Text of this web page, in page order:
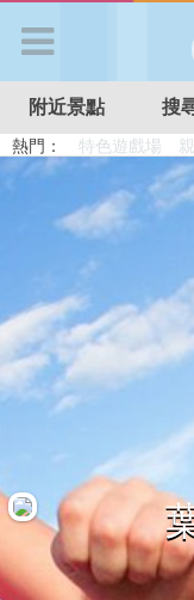
APP登入
首 頁
搜尋景點
好康優惠
最新留言
商家合作
附近景點 搜
熱門： 溜滑梯民宿
特色遊戲場
親子住房優